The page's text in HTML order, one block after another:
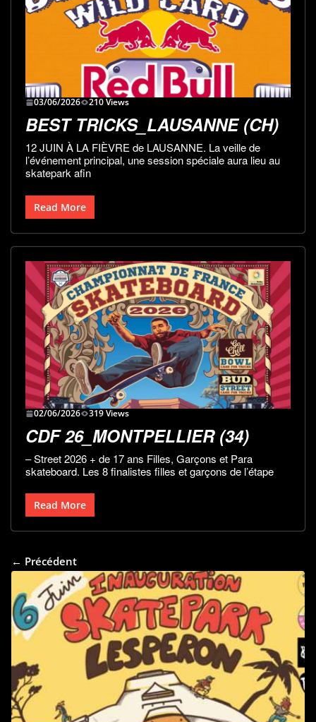
03/06/2026 210 Views
BEST TRICKS_LAUSANNE (CH)
12 JUIN À LA FIÈVRE de LAUSANNE. La veille de
l’événement principal, une session spéciale aura lieu au
skatepark afin
Read More
02/06/2026 319 Views
CDF 26_MONTPELLIER (34)
– Street 2026 + de 17 ans Filles, Garçons et Para
skateboard. Les 8 finalistes filles et garçons de l’étape
Read More
← Précédent